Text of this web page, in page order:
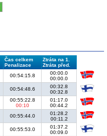
Čas celkem
Penalizace
Ztráta na 1.
Ztráta před.
00:54:15.8
00:00.0
00:00.0
00:54:48.6
00:32.8
00:32.8
00:55:22.8
00:10
01:17.0
00:44.2
00:55:44.0
01:28.2
00:11.2
00:55:53.0
01:37.2
00:09.0